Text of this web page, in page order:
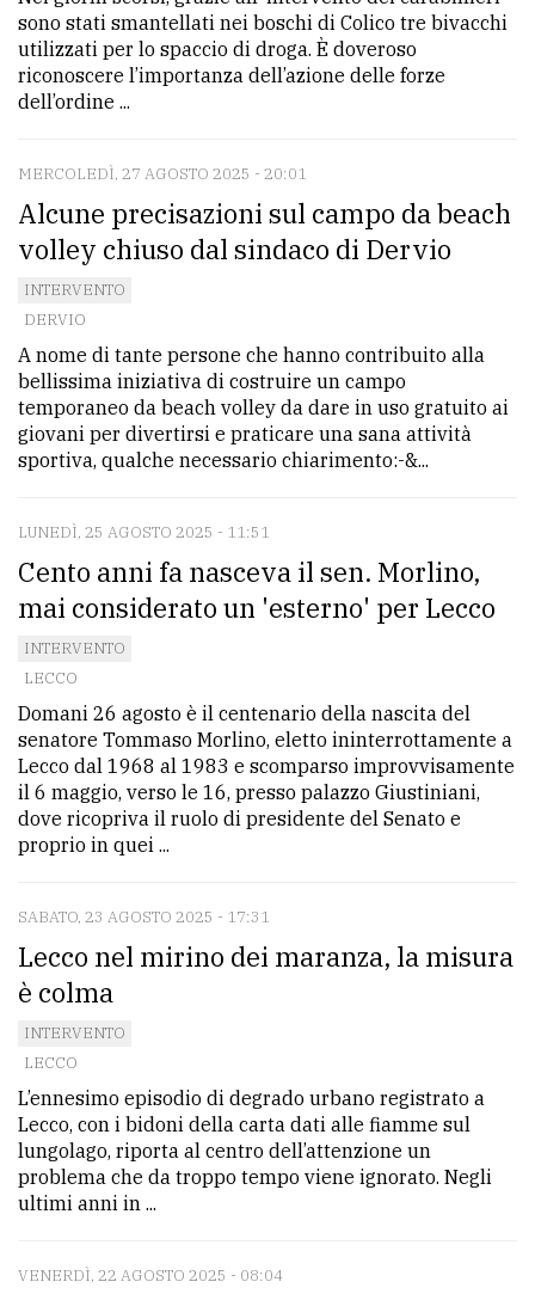
sono stati smantellati nei boschi di Colico tre bivacchi
utilizzati per lo spaccio di droga. È doveroso
riconoscere l’importanza dell’azione delle forze
dell’ordine ...
MERCOLEDÌ, 27 AGOSTO 2025 - 20:01
Alcune precisazioni sul campo da beach
volley chiuso dal sindaco di Dervio
INTERVENTO
DERVIO
A nome di tante persone che hanno contribuito alla
bellissima iniziativa di costruire un campo
temporaneo da beach volley da dare in uso gratuito ai
giovani per divertirsi e praticare una sana attività
sportiva, qualche necessario chiarimento:-&...
LUNEDÌ, 25 AGOSTO 2025 - 11:51
Cento anni fa nasceva il sen. Morlino,
mai considerato un 'esterno' per Lecco
INTERVENTO
LECCO
Domani 26 agosto è il centenario della nascita del
senatore Tommaso Morlino, eletto ininterrottamente a
Lecco dal 1968 al 1983 e scomparso improvvisamente
il 6 maggio, verso le 16, presso palazzo Giustiniani,
dove ricopriva il ruolo di presidente del Senato e
proprio in quei ...
SABATO, 23 AGOSTO 2025 - 17:31
Lecco nel mirino dei maranza, la misura
è colma
INTERVENTO
LECCO
L’ennesimo episodio di degrado urbano registrato a
Lecco, con i bidoni della carta dati alle fiamme sul
lungolago, riporta al centro dell’attenzione un
problema che da troppo tempo viene ignorato. Negli
ultimi anni in ...
VENERDÌ, 22 AGOSTO 2025 - 08:04